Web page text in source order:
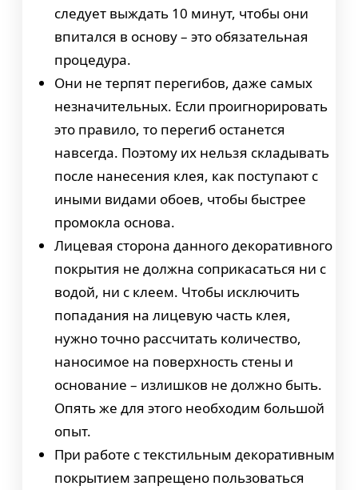
следует выждать 10 минут, чтобы они
впитался в основу – это обязательная
процедура.
Они не терпят перегибов, даже самых
незначительных. Если проигнорировать
это правило, то перегиб останется
навсегда. Поэтому их нельзя складывать
после нанесения клея, как поступают с
иными видами обоев, чтобы быстрее
промокла основа.
Лицевая сторона данного декоративного
покрытия не должна соприкасаться ни с
водой, ни с клеем. Чтобы исключить
попадания на лицевую часть клея,
нужно точно рассчитать количество,
наносимое на поверхность стены и
основание – излишков не должно быть.
Опять же для этого необходим большой
опыт.
При работе с текстильным декоративным
покрытием запрещено пользоваться